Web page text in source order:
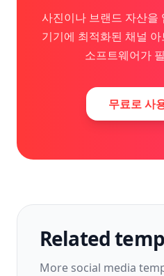
사진이나 브랜드 자산을
기기에 최적화된 채널
소프트웨어가
무료로 사
Related
More social media